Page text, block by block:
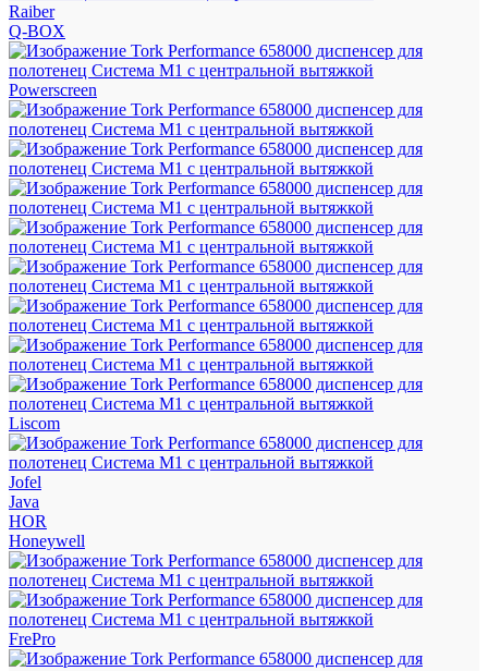
Raiber
Q-BOX
Powerscreen
Liscom
Jofel
Java
HOR
Honeywell
FrePro